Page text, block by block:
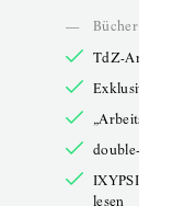
—
Bücher online
TdZ-Artikel
Exklusive
double-
lesen